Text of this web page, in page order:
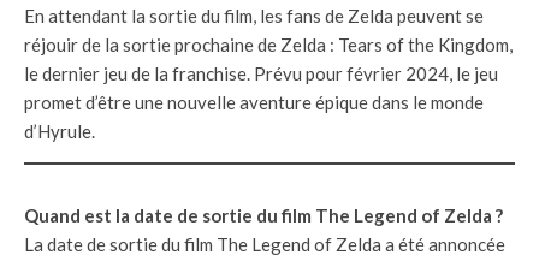
En attendant la sortie du film, les fans de Zelda peuvent se
réjouir de la sortie prochaine de Zelda : Tears of the Kingdom,
le dernier jeu de la franchise. Prévu pour février 2024, le jeu
promet d’être une nouvelle aventure épique dans le monde
d’Hyrule.
Quand est la date de sortie du film The Legend of Zelda ?
La date de sortie du film The Legend of Zelda a été annoncée